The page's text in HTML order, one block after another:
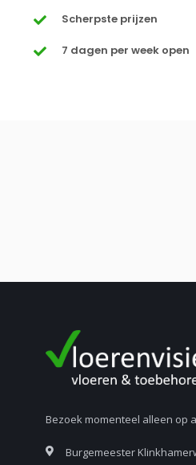
Scherpste prijzen
7 dagen per week open
Bezoek momenteel alleen op
Burgemeester